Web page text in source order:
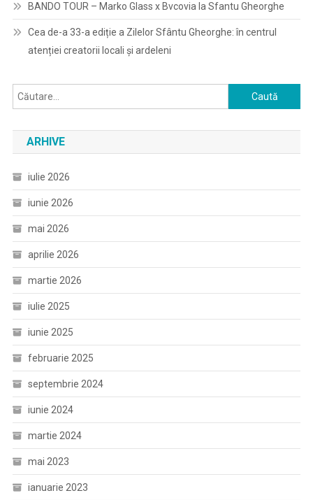
BANDO TOUR – Marko Glass x Bvcovia la Sfantu Gheorghe
Cea de-a 33-a ediție a Zilelor Sfântu Gheorghe: în centrul
atenției creatorii locali și ardeleni
Caută
după:
ARHIVE
iulie 2026
iunie 2026
mai 2026
aprilie 2026
martie 2026
iulie 2025
iunie 2025
februarie 2025
septembrie 2024
iunie 2024
martie 2024
mai 2023
ianuarie 2023